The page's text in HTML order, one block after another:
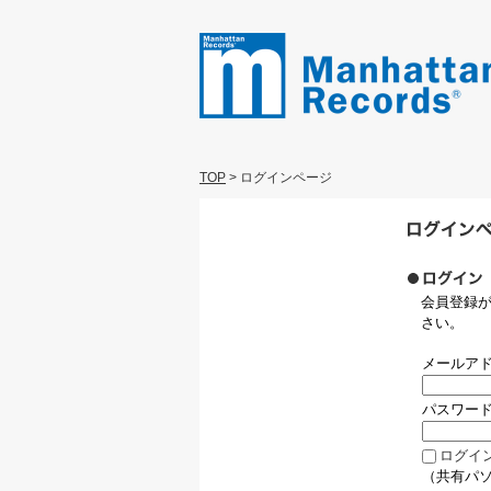
TOP > ログインページ
会員登録
さい。
メールア
パスワー
ログイ
（共有パ